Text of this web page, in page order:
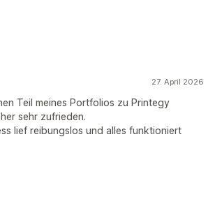
27. April 2026
Teil meines Portfolios zu Printegy
sehr zufrieden.
lief reibungslos und alles funktioniert